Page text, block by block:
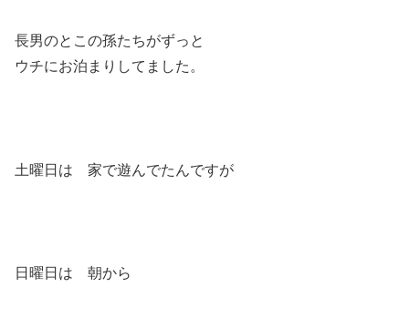
長男のとこの孫たちがずっと
ウチにお泊まりしてました。
土曜日は 家で遊んでたんですが
日曜日は 朝から